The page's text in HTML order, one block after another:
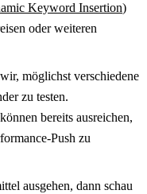
Keyword Insertion)
oder weiteren
möglichst verschiedene
zu testen.
bereits ausreichen,
Push zu
ausgehen, dann schau